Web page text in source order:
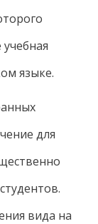
языке.
для
вида на